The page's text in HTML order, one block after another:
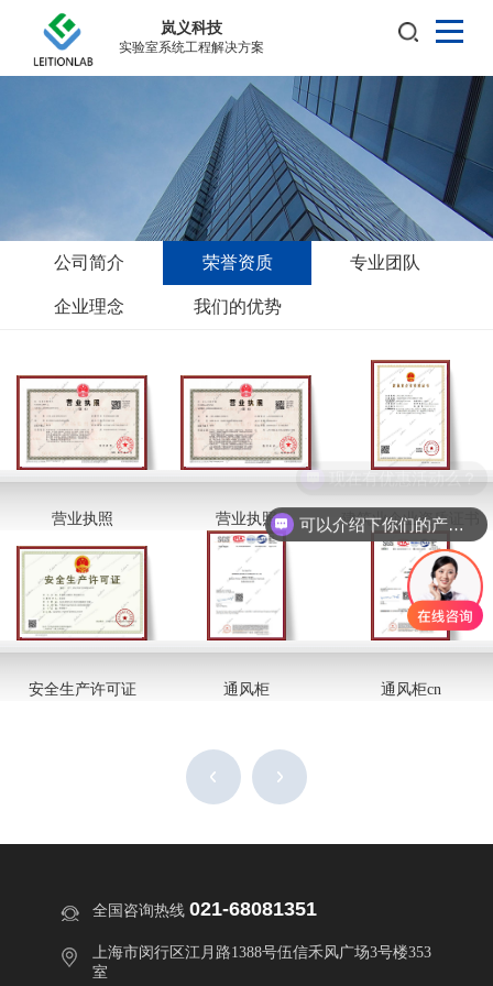
岚义科技
实验室系统工程解决方案
公司简介 荣誉资质 专业团队
企业理念 我们的优势
营业执照 营业执照 建筑业企业资质证书
安全生产许可证 通风柜 通风柜cn
全国咨询热线 021-68081351
上海市闵行区江月路1388号伍信禾风广场3号楼353
室
可以介绍下你们的产品么？
现在有优惠活动么？